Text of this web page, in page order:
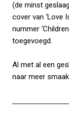
(de minst
cover van ‘Love
nummer
toegevoegd.
Al met al een
naar meer